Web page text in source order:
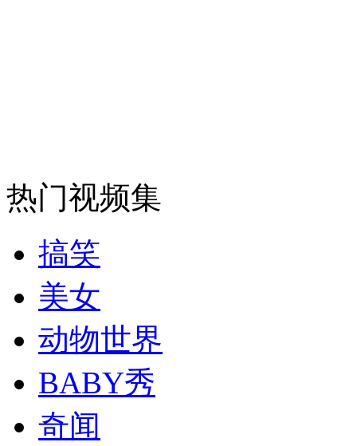
纽约上演“枕头大战”
热门视频集
搞笑
美女
动物世界
BABY秀
奇闻